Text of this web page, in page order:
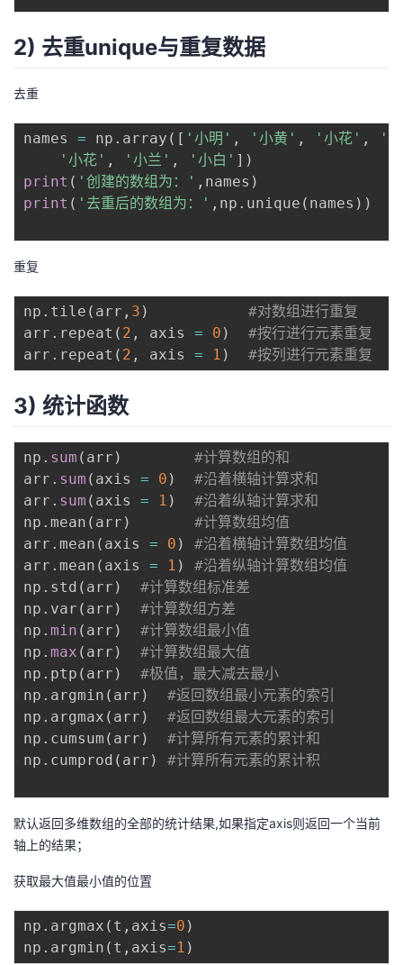
2) 去重unique与重复数据
去重
names = np . array ( [ '小明' , '小黄' , '小花' ,
'
'小花' , '小兰' , '小白' ] )
print ( '创建的数组为：' , names )
print ( '去重后的数组为：' , np . unique ( names ) )
重复
np . tile ( arr , 3 )
#对数组进行重复
arr . repeat ( 2 , axis = 0 )
#按行进行元素重复
arr . repeat ( 2 , axis = 1 ) #按列进行元素重复
3) 统计函数
np . sum ( arr )
#计算数组的和
arr . sum ( axis = 0 )
#沿着横轴计算求和
arr . sum ( axis = 1 )
#沿着纵轴计算求和
np . mean ( arr )
#计算数组均值
arr . mean ( axis = 0 )
#沿着横轴计算数组均值
arr . mean ( axis = 1 )
#沿着纵轴计算数组均值
np . std ( arr )
#计算数组标准差
np . var ( arr )
#计算数组方差
np . min ( arr )
#计算数组最小值
np . max ( arr )
#计算数组最大值
np . ptp ( arr )
#极值，最大减去最小
np . argmin ( arr )
#返回数组最小元素的索引
np . argmax ( arr )
#返回数组最大元素的索引
np . cumsum ( arr )
#计算所有元素的累计和
np . cumprod ( arr ) #计算所有元素的累计积
默认返回多维数组的全部的统计结果,如果指定axis则返回一个当前
轴上的结果；
获取最大值最小值的位置
np . argmax ( t , axis=0 )
np . argmin ( t , axis=1 )